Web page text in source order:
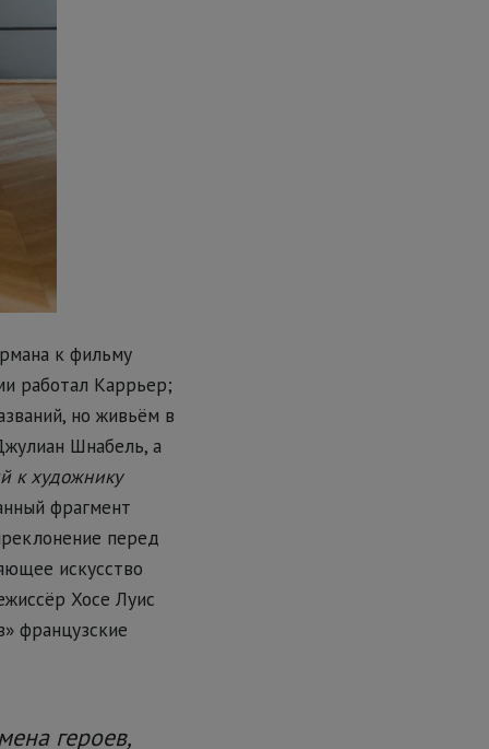
к фильму
работал Каррьер;
но живьём в
Шнабель, а
к художнику
фрагмент
перед
искусство
Хосе Луис
французские
героев,